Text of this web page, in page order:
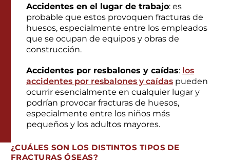
Accidentes en el lugar de trabajo: es
probable que estos provoquen fracturas de
huesos, especialmente entre los empleados
que se ocupan de equipos y obras de
construcción.
Accidentes por resbalones y caídas: los
accidentes por resbalones y caídas pueden
ocurrir esencialmente en cualquier lugar y
podrían provocar fracturas de huesos,
especialmente entre los niños más
pequeños y los adultos mayores.
¿CUÁLES SON LOS DISTINTOS TIPOS DE
FRACTURAS ÓSEAS?